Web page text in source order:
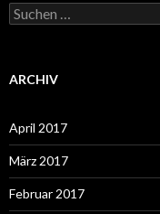
Suchen
nach:
ARCHIV
April 2017
März 2017
Februar 2017